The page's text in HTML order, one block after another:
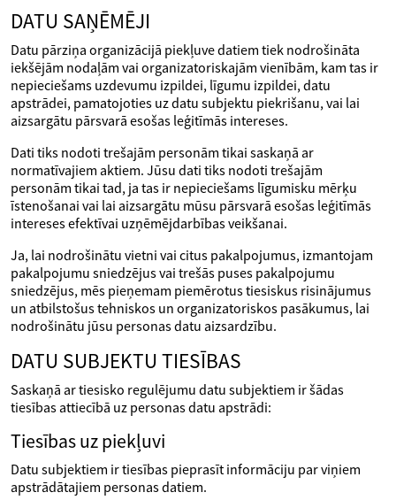
DATU SAŅĒMĒJI
Datu pārziņa organizācijā piekļuve datiem tiek nodrošināta
iekšējām nodaļām vai organizatoriskajām vienībām, kam tas ir
nepieciešams uzdevumu izpildei, līgumu izpildei, datu
apstrādei, pamatojoties uz datu subjektu piekrišanu, vai lai
aizsargātu pārsvarā esošas leģitīmās intereses.
Dati tiks nodoti trešajām personām tikai saskaņā ar
normatīvajiem aktiem. Jūsu dati tiks nodoti trešajām
personām tikai tad, ja tas ir nepieciešams līgumisku mērķu
īstenošanai vai lai aizsargātu mūsu pārsvarā esošas leģitīmās
intereses efektīvai uzņēmējdarbības veikšanai.
Ja, lai nodrošinātu vietni vai citus pakalpojumus, izmantojam
pakalpojumu sniedzējus vai trešās puses pakalpojumu
sniedzējus, mēs pieņemam piemērotus tiesiskus risinājumus
un atbilstošus tehniskos un organizatoriskos pasākumus, lai
nodrošinātu jūsu personas datu aizsardzību.
DATU SUBJEKTU TIESĪBAS
Saskaņā ar tiesisko regulējumu datu subjektiem ir šādas
tiesības attiecībā uz personas datu apstrādi:
Tiesības uz piekļuvi
Datu subjektiem ir tiesības pieprasīt informāciju par viņiem
apstrādātajiem personas datiem.